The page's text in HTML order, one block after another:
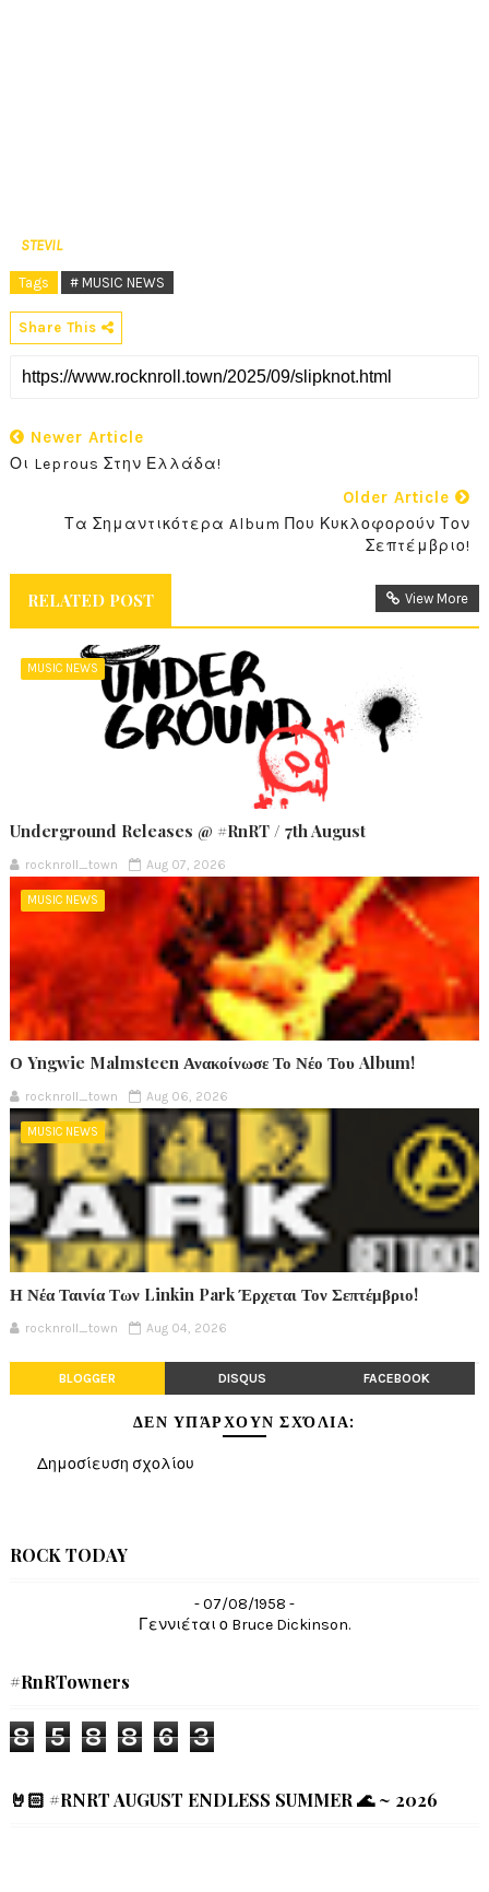
STEVIL
Tags # MUSIC NEWS
Share This
Newer Article
Οι Leprous Στην Ελλάδα!
Older Article
Τα Σημαντικότερα Album Που Κυκλοφορούν Τον
Σεπτέμβριο!
RELATED POST View More
MUSIC NEWS
Underground Releases @ #RnRT / 7th August
rocknroll_town Aug 07, 2026
MUSIC NEWS
Ο Yngwie Malmsteen Ανακοίνωσε Το Νέο Του Album!
rocknroll_town Aug 06, 2026
MUSIC NEWS
Η Νέα Ταινία Των Linkin Park Έρχεται Τον Σεπτέμβριο!
rocknroll_town Aug 04, 2026
BLOGGER DISQUS FACEBOOK
ΔΕΝ ΥΠΆΡΧΟΥΝ ΣΧΌΛΙΑ:
Δημοσίευση σχολίου
ROCK TODAY
- 07/08/1958 -
Γεννιέται ο Bruce Dickinson.
#RnRTowners
8 5 8 8 6 3
🤘🏻 #RNRT AUGUST ENDLESS SUMMER 🌊 ~ 2026